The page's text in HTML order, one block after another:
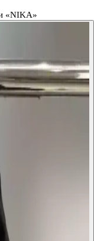
«NIKA»